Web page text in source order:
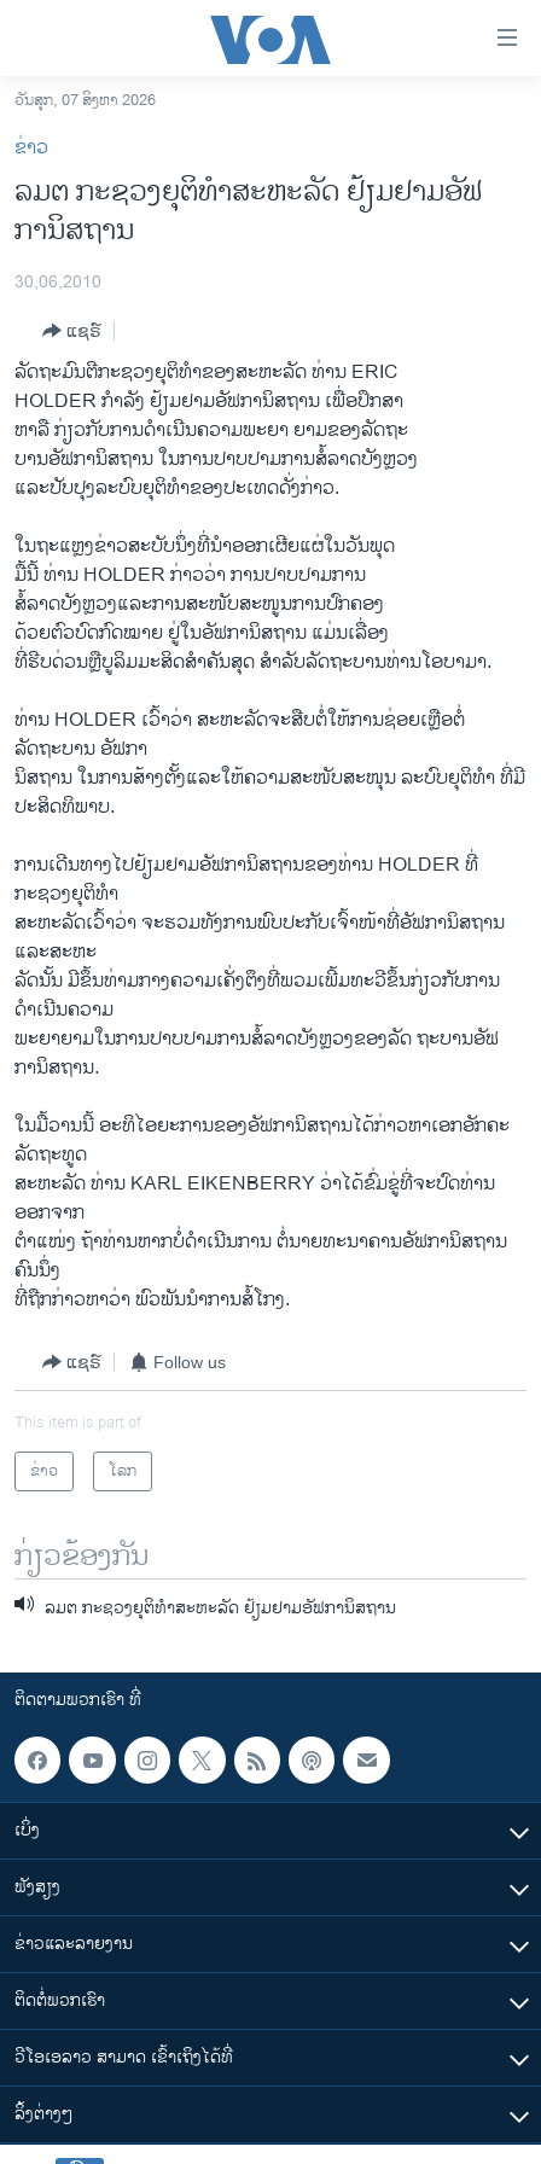
ເຂົ້າ
ຫາ
ຂ້າມ
ຂ້າມ
ຫາ
ອາເມຣິກາ
ຂ່າວ​ຈີນ
ໂລກ
ເອເຊຍ
ອິດສະຫຼະພາບດ້ານການຂ່າວ
ຊີວິດຊາວລາວ
ວິທະຍາສາດ-ເທັກໂນໂລຈີ
ທຸລະກິດ
ພາສາອັງກິດ
ສຽງ
ລາຍການກະຈາຍສຽງ
ຕິດຕາມພວກເຮົາ ທີ່
ພາສາຕ່າງໆ
ວັນສຸກ, 07 ສິງຫາ 2026
ຂ່າວ
ລມຕ ກະຊວງຍຸຕິທຳສະຫະລັດ ຢ້ຽມຢາມອັຟ
ການິສຖານ
30,06,2010
ແຊຣ໌
ລັດຖະມົນຕີກະຊວງຍຸຕິທຳຂອງສະຫະລັດ ທ່ານ ERIC
HOLDER ກຳລັງ ຢ້ຽມຢາມອັຟການິສຖານ ເພື່ອປຶກສາ
ຫາລື ກ່ຽວກັບການດຳເນີນຄວາມພະຍາ ຍາມຂອງລັດຖະ
ບານອັຟການິສຖານ ໃນການປາບປາມການສໍ້ລາດບັງຫຼວງ
ແລະປັບປຸງລະບົບຍຸຕິທຳຂອງປະເທດດັ່ງກ່າວ.
ໃນຖະແຫຼງຂ່າວສະບັບນຶ່ງທີ່ນຳອອກເຜີຍແຜ່ໃນວັນພຸດ
ມື້ນີ້ ທ່ານ HOLDER ກ່າວວ່າ ການປາບປາມການ
ສໍ້ລາດບັງຫຼວງແລະການສະໜັບສະໜູນການປົກຄອງ
ດ້ວຍຕົວບົດກົດໝາຍ ຢູ່ໃນອັຟການິສຖານ ແມ່ນເລື່ອງ
ທີ່ຮີບດ່ວນຫຼືບູລິມມະສິດສຳຄັນສຸດ ສຳລັບລັດຖະບານທ່ານໂອບາມາ.
ທ່ານ HOLDER ເວົ້າວ່າ ສະຫະລັດຈະສືບຕໍ່ໃຫ້ການຊ່ອຍເຫຼືອຕໍ່
ລັດຖະບານ ອັຟກາ
ນິສຖານ ໃນການສ້າງຕັ້ງແລະໃຫ້ຄວາມສະໜັບສະໜຸນ ລະບົບຍຸຕິທຳ ທີ່ມີ
ປະສິດທິພາບ.
ການເດີນທາງໄປຢ້ຽມຢາມອັຟການິສຖານຂອງທ່ານ HOLDER ທີ່
ກະຊວງຍຸຕິທຳ
ສະຫະລັດເວົ້າວ່າ ຈະຮວມທັງການພົບປະກັບເຈົ້າໜ້າທີ່ອັຟການິສຖານ
ແລະສະຫະ
ລັດນັ້ນ ມີຂຶ້ນທ່າມກາງຄວາມເຄັ່ງຕຶງທີ່ພວມເພີ້ມທະວີຂຶ້ນກ່ຽວກັບການ
ດຳເນີນຄວາມ
ພະຍາຍາມໃນການປາບປາມການສໍ້ລາດບັງຫຼວງຂອງລັດ ຖະບານອັຟ
ການິສຖານ.
ໃນມື້ວານນີ້ ອະທິໄອຍະການຂອງອັຟການິສຖານໄດ້ກ່າວຫາເອກອັກຄະ
ລັດຖະທູດ
ສະຫະລັດ ທ່ານ KARL EIKENBERRY ວ່າໄດ້ຂົ່ມຂູ່ທີ່ຈະປົດທ່ານ
ອອກຈາກ
ຕຳແໜ່ງ ຖ້າທ່ານຫາກບໍ່ດຳເນີນການ ຕໍ່ນາຍທະນາຄານອັຟການິສຖານ
ຄົນນຶ່ງ
ທີ່ຖືກກ່າວຫາວ່າ ພົວພັນນຳການສໍ້ໂກງ.
ແຊຣ໌ Follow us
This item is part of
ຂ່າວ
ໂລກ
ກ່ຽວຂ້ອງກັນ
ລມຕ ກະຊວງຍຸຕິທຳສະຫະລັດ ຢ້ຽມຢາມອັຟການິສຖານ
ຕິດຕາມພວກເຮົາ ທີ່
ເບິ່ງ
ຟັງສຽງ
ຂ່າວແລະລາຍງານ
ຕິດຕໍ່ພວກເຮົາ
ວີໂອເອລາວ ສາມາດ ເຂົ້າເຖິງໄດ້ທີ່
​ລິ້ງ​ຕ່າງໆ